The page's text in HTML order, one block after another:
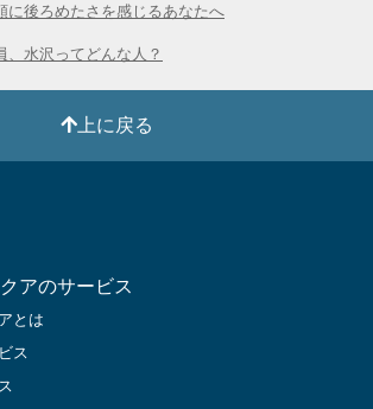
に後ろめたさを感じるあなたへ
、水沢ってどんな人？
上に戻る
アのサービス
とは
ス